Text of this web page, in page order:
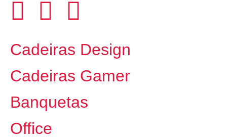
Cadeiras Design
Cadeiras Gamer
Banquetas
Office